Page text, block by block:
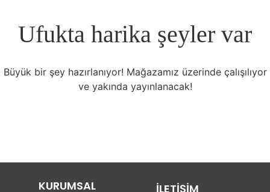
Ufukta harika şeyler var
Büyük bir şey hazırlanıyor! Mağazamız üzerinde çalışılıyor
ve yakında yayınlanacak!
KURUMSAL İLETİŞİM